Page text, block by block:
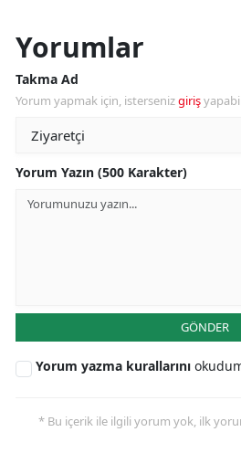
Yorumlar
Takma Ad
Yorum yapmak için, istersenizgiriş
Yorum Yazın (500 Karakter)
GÖNDER
Yorum yazma kurallarını
* Bu içerik ile ilgili yorum yok, ilk